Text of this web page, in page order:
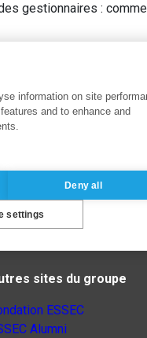
gestionnaires :
sites du groupe
ESSEC
Alumni
information on site
and to enhance and
Deny all
settings